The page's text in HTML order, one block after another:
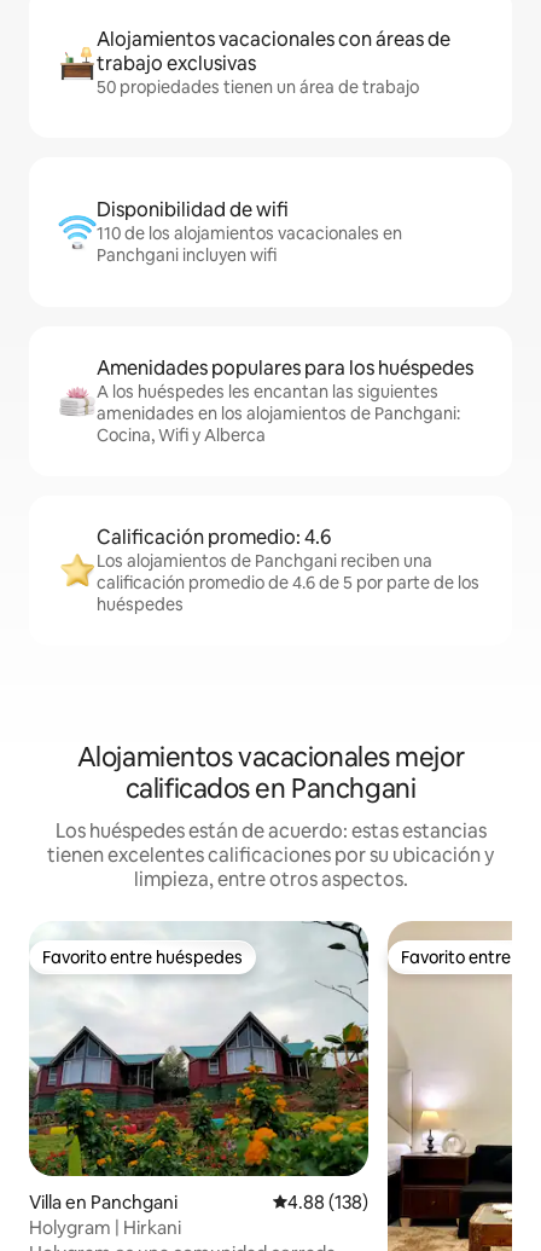
Alojamientos vacacionales con áreas de
trabajo exclusivas
50 propiedades tienen un área de trabajo
Disponibilidad de wifi
110 de los alojamientos vacacionales en
Panchgani incluyen wifi
Amenidades populares para los huéspedes
A los huéspedes les encantan las siguientes
amenidades en los alojamientos de Panchgani:
Cocina, Wifi y Alberca
Calificación promedio: 4.6
Los alojamientos de Panchgani reciben una
calificación promedio de 4.6 de 5 por parte de los
huéspedes
Alojamientos vacacionales mejor
calificados en Panchgani
Los huéspedes están de acuerdo: estas estancias
tienen excelentes calificaciones por su ubicación y
limpieza, entre otros aspectos.
Favorito entre huéspedes
Favorito entre huéspedes
Villa en Panchgani Calificación promedio: 4.88 de
4.88 (138)
Holygram | Hirkani
Favorito entre
Favorito entre